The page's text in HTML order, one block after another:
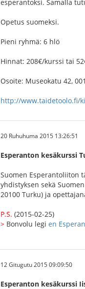
esperantoksi. Samalla
Opetus suomeksi.
Pieni ryhmä: 6 hlö
Hinnat: 208€/kurssi tai
Osoite: Museokatu 42,
http://www.taidetoolo.fi/
20 Ruhuhuma 2015 13:26:51
Esperanton kesäkurssi
Suomen Esperantoliiton
yhdistyksen sekä
20100 Turku) ja
P.S. (2015-02-25)
> Bonvolu legi en
12 Gitugutu 2015 09:09:50
Esperanton kesäkurssi